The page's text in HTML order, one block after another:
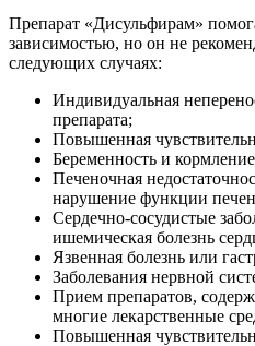
Препарат «Дисульфирам»
зависимостью, но он не
следующих случаях:
Индивидуальная
препарата;
Повышенная
Беременность и
Печеночная
нарушение функции
Сердечно-сосудистые
ишемическая болезнь
Язвенная болезнь или
Заболевания нервной
Прием препаратов,
многие лекарственные
Повышенная